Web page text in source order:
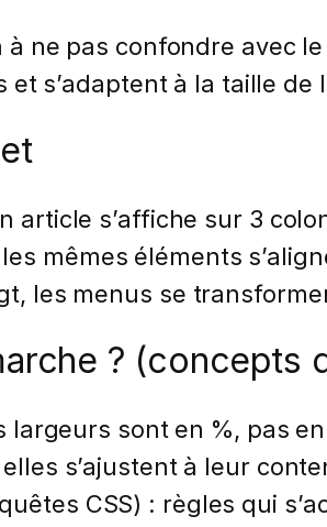
à ne pas confondre avec
s’adaptent à la taille de
article s’affiche sur 3
les mêmes éléments
les menus se
? (concepts
largeurs sont en %, pas
elles s’ajustent à leur
CSS) : règles qui